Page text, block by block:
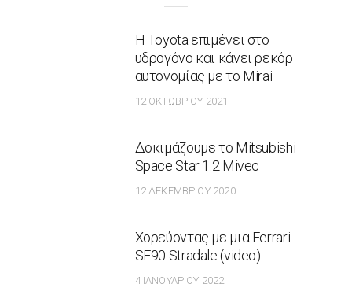
Η Toyota επιμένει στο
υδρογόνο και κάνει ρεκόρ
αυτονομίας με το Mirai
12 ΟΚΤΩΒΡΊΟΥ 2021
Δοκιμάζουμε το Mitsubishi
Space Star 1.2 Mivec
12 ΔΕΚΕΜΒΡΊΟΥ 2020
Χορεύοντας με μια Ferrari
SF90 Stradale (video)
4 ΙΑΝΟΥΑΡΊΟΥ 2022